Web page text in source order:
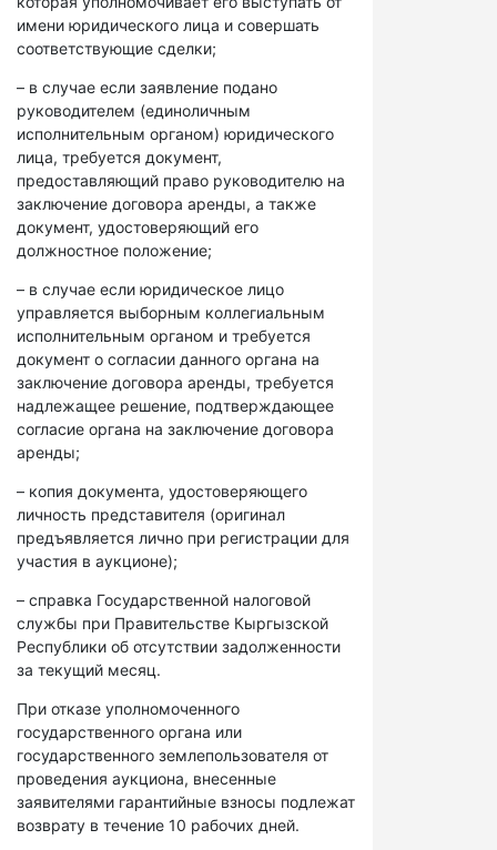
имени юридического лица и совершать
соответствующие сделки;
– в случае если заявление подано
руководителем (единоличным
исполнительным органом) юридического
лица, требуется документ,
предоставляющий право руководителю на
заключение договора аренды, а также
документ, удостоверяющий его
должностное положение;
– в случае если юридическое лицо
управляется выборным коллегиальным
исполнительным органом и требуется
документ о согласии данного органа на
заключение договора аренды, требуется
надлежащее решение, подтверждающее
согласие органа на заключение договора
аренды;
– копия документа, удостоверяющего
личность представителя (оригинал
предъявляется лично при регистрации для
участия в аукционе);
– справка Государственной налоговой
службы при Правительстве Кыргызской
Республики об отсутствии задолженности
за текущий месяц.
При отказе уполномоченного
государственного органа или
государственного землепользователя от
проведения аукциона, внесенные
заявителями гарантийные взносы подлежат
возврату в течение 10 рабочих дней.